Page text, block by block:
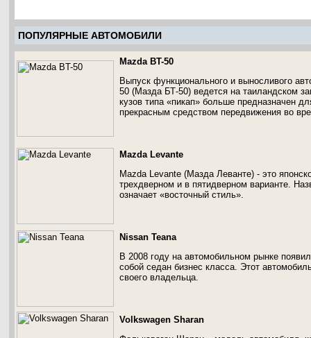
ПОПУЛЯРНЫЕ АВТОМОБИЛИ
Mazda BT-50
Выпуск функционального и выносливого
50 (Мазда БТ-50) ведется на таиландском
кузов типа «пикап» больше предназначен
прекрасным средством передвижения во
Mazda Levante
Mazda Levante (Мазда Леванте) - это
трехдверном и в пятидверном варианте.
означает «восточный стиль».
Nissan Teana
В 2008 году на автомобильном рынке
собой седан бизнес класса. Этот
своего владельца.
Volkswagen Sharan